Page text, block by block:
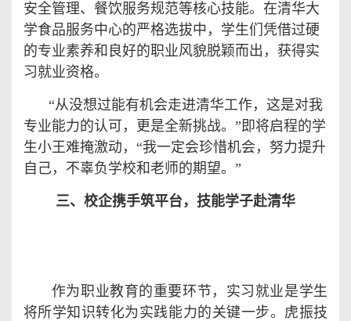
安全管理、餐饮服务规范等核心技能。在清华大
学食品服务中心的严格选拔中，学生们凭借过硬
的专业素养和良好的职业风貌脱颖而出，获得实
习就业资格。
“从没想过能有机会走进清华工作，这是对我
专业能力的认可，更是全新挑战。 ”即将启程的学
生小王难掩激动， “我一定会珍惜机会，努力提升
自己，不辜负学校和老师的期望。 ”
三、校企携手筑平台，技能学子赴清华
作为职业教育的重要环节，实习就业是学生
将所学知识转化为实践能力的关键一步。虎振技